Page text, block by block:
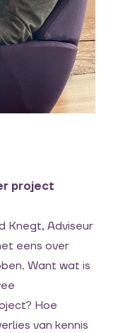
project
Knegt, Adviseur
eens over
Want wat is
Hoe
van kennis